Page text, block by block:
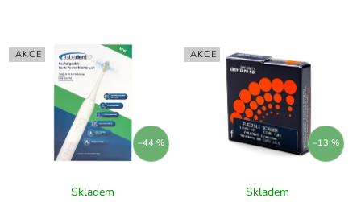
AKCE
–44 %
Skladem
AKCE
–13 %
Skladem